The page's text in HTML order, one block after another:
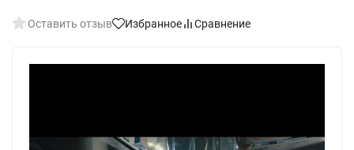
Оставить отзыв Избранное Сравнение